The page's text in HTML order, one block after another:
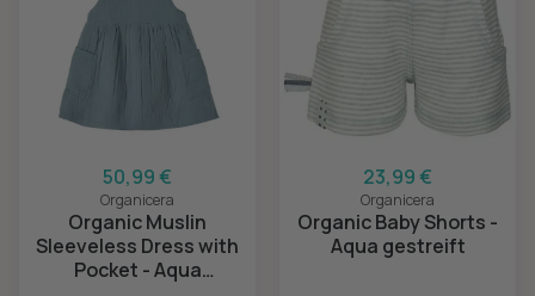
50,99 €
Organicera
Organic Muslin
Sleeveless Dress with
Pocket - Aqua
23,99 €
Organicera
Organic Baby Shorts -
Aqua gestreift